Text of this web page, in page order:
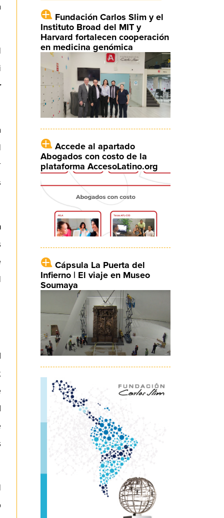
Fundación Carlos Slim y el
Instituto Broad del MIT y
Harvard fortalecen cooperación
en medicina genómica
Accede al apartado
Abogados con costo de la
plataforma AccesoLatino.org
Cápsula La Puerta del
Infierno | El viaje en Museo
Soumaya